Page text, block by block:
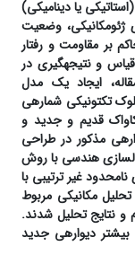
یا دینامیکی)
ژئومکانیکی، وضعیت
بر مقاومت و رفتار
و نتیجه­گیری در
ایجاد یک مدل
تکتونیکی شماره­ی
قدیم و جدید و
مذکور در طراحی
هندسی با روش
غیر ترتیبی با
مکانیکی مربوط
و نتایج تحلیل شدند.
بیشتر دیواره­ی جدید